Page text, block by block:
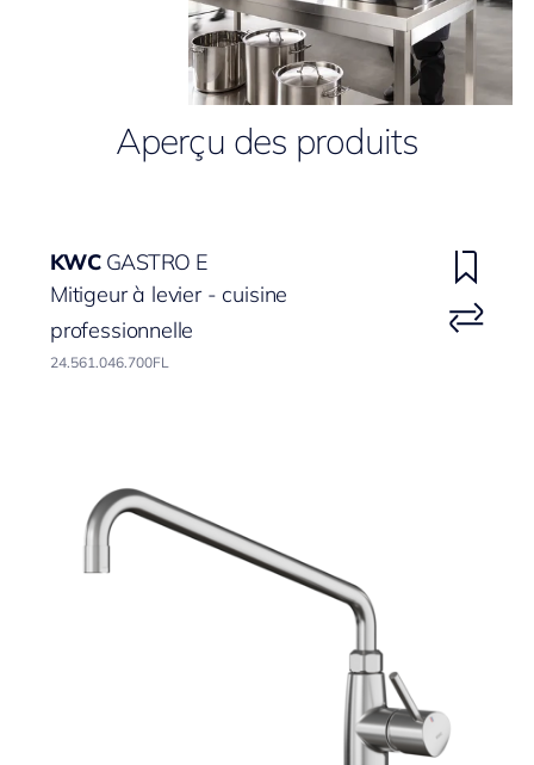
Aperçu des produits
KWC GASTRO E
Mitigeur à levier - cuisine
professionnelle
24.561.046.700FL